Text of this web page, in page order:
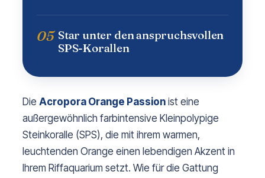
05 Star unter den anspruchsvollen
SPS-Korallen
Die Acropora Orange Passion ist eine
außergewöhnlich farbintensive Kleinpolypige
Steinkoralle (SPS), die mit ihrem warmen,
leuchtenden Orange einen lebendigen Akzent in
Ihrem Riffaquarium setzt. Wie für die Gattung